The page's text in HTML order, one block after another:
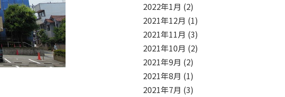
2022年1月 (2)
2021年12月 (1)
2021年11月 (3)
2021年10月 (2)
2021年9月 (2)
2021年8月 (1)
2021年7月 (3)